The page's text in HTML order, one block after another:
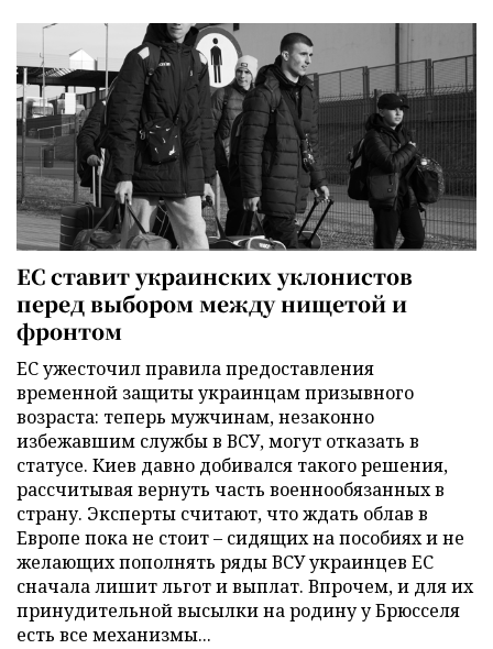
ЕС ставит украинских уклонистов
перед выбором между нищетой и
фронтом
ЕС ужесточил правила предоставления
временной защиты украинцам призывного
возраста: теперь мужчинам, незаконно
избежавшим службы в ВСУ, могут отказать в
статусе. Киев давно добивался такого решения,
рассчитывая вернуть часть военнообязанных в
страну. Эксперты считают, что ждать облав в
Европе пока не стоит – сидящих на пособиях и не
желающих пополнять ряды ВСУ украинцев ЕС
сначала лишит льгот и выплат. Впрочем, и для их
принудительной высылки на родину у Брюсселя
есть все механизмы...